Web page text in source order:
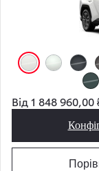
Білий, лак (040)
Білий,
Від 1 848 960,00